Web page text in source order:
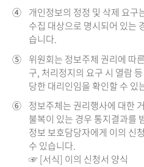
④ 개인정보의 정정 및 삭제 요구
수집 대상으로 명시되어 있는
습니다.
⑤ 위원회는 정보주체 권리에 따
구, 처리정지의 요구 시 열람
당한 대리인임을 확인할 수 있
⑥ 정보주체는 권리행사에 대한
불복이 있는 경우 통지결과를
정보 보호담당자에게 이의 신
수 있습니다.
☞ [서식] 이의 신청서 양식